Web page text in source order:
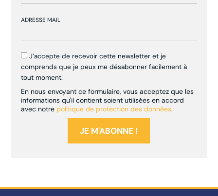
ADRESSE MAIL
J’accepte de recevoir cette newsletter et je
comprends que je peux me désabonner facilement à
tout moment.
En nous envoyant ce formulaire, vous acceptez que les
informations qu'il contient soient utilisées en accord
avec notre politique de protection des données.